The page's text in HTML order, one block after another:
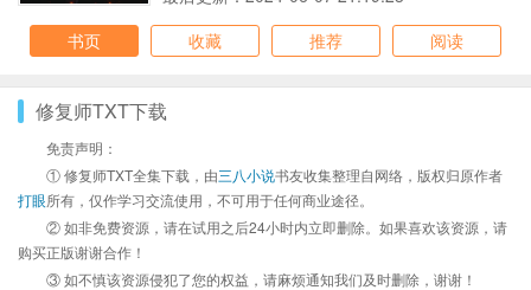
书页
收藏 推荐 阅读
修复师TXT下载
免责声明：
① 修复师TXT全集下载，由三八小说书友收集整理自网络，版权归原作者
打眼所有，仅作学习交流使用，不可用于任何商业途径。
② 如非免费资源，请在试用之后24小时内立即删除。如果喜欢该资源，请
购买正版谢谢合作！
③ 如不慎该资源侵犯了您的权益，请麻烦通知我们及时删除，谢谢！